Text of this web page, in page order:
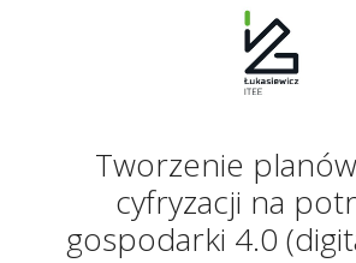
Tworzenie
cyfryzacji na
gospodarki 4.0